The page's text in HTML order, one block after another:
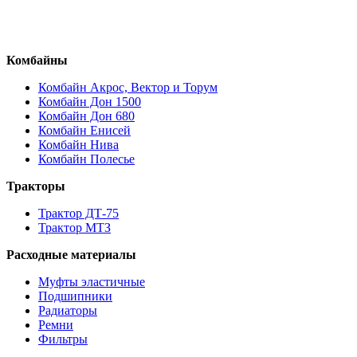
Комбайны
Комбайн Акрос, Вектор и Торум
Комбайн Дон 1500
Комбайн Дон 680
Комбайн Енисей
Комбайн Нива
Комбайн Полесье
Тракторы
Трактор ДТ-75
Трактор МТЗ
Расходные материалы
Муфты эластичные
Подшипники
Радиаторы
Ремни
Фильтры